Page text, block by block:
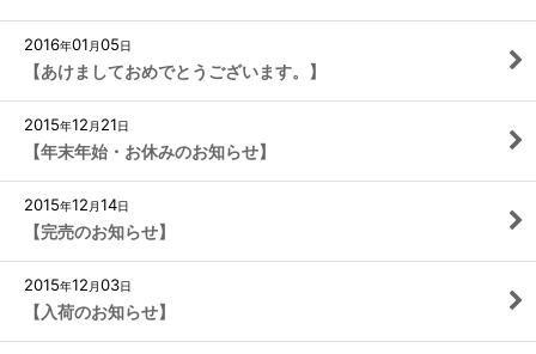
2016年01 月05日
【あけましておめでとうございます。】
2015年12 月 21日
【年末年始・お休みのお知らせ】
2015年12 月14日
【完売のお知らせ】
2015年12 月03日
【入荷のお知らせ】